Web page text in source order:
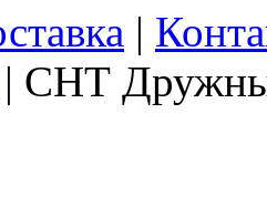
|
| СНТ